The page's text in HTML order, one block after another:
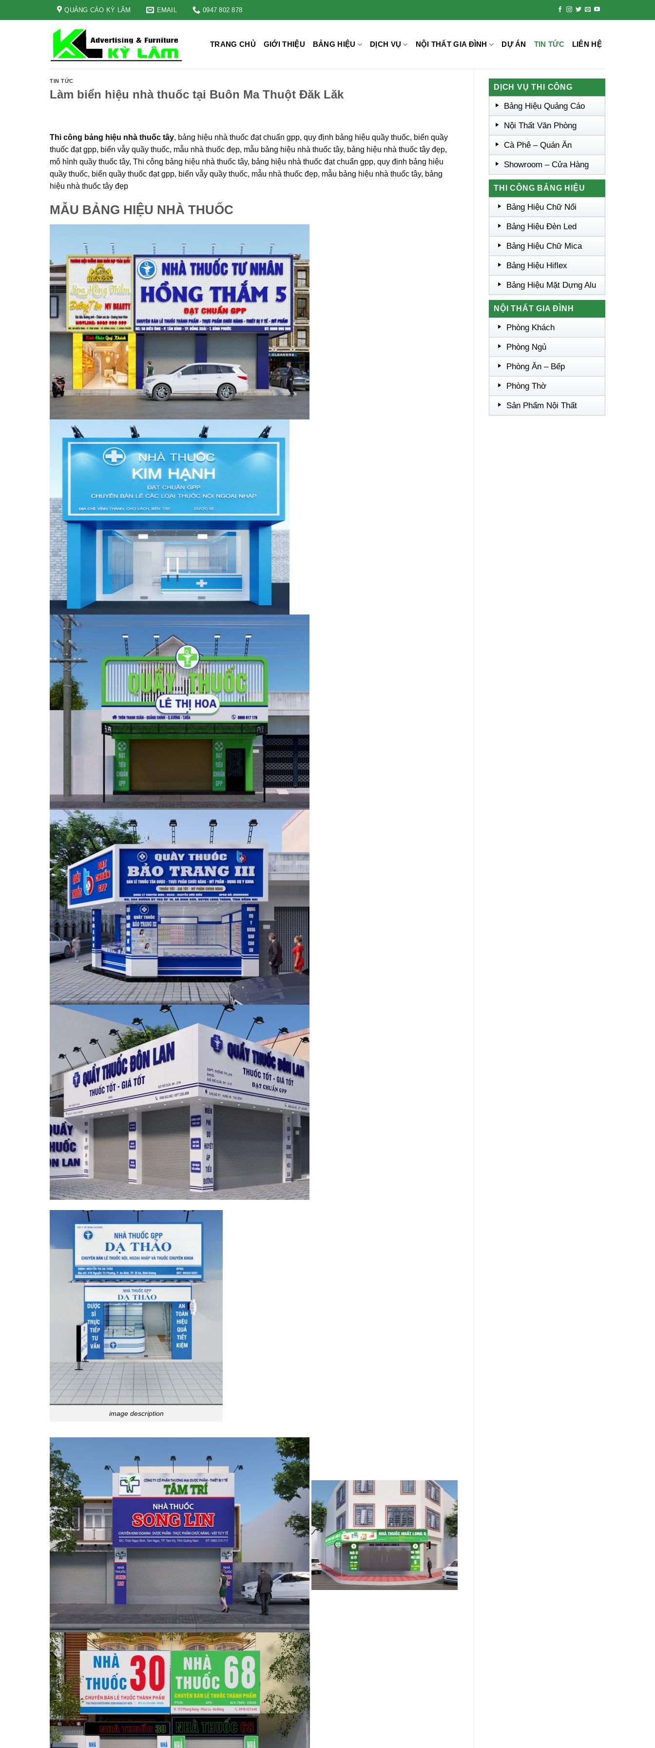
QUẢNG CÁO KỲ LÂM EMAIL 0947 802 878
TRANG CHỦ GIỚI THIỆU BẢNG HIỆU DỊCH VỤ NỘI THẤT GIA ĐÌNH DỰ ÁN TIN TỨC LIÊN HỆ
TIN TỨC
Làm biển hiệu nhà thuốc tại Buôn Ma Thuột Đăk Lăk
Thi công bảng hiệu nhà thuốc tây, bảng hiệu nhà thuốc đạt chuẩn gpp, quy định bảng hiệu quầy thuốc, biển quầy
thuốc đạt gpp, biển vẫy quầy thuốc, mẫu nhà thuốc đẹp, mẫu bảng hiệu nhà thuốc tây, bảng hiệu nhà thuốc tây đẹp,
mô hình quầy thuốc tây, Thi công bảng hiệu nhà thuốc tây, bảng hiệu nhà thuốc đạt chuẩn gpp, quy định bảng hiệu
quầy thuốc, biển quầy thuốc đạt gpp, biển vẫy quầy thuốc, mẫu nhà thuốc đẹp, mẫu bảng hiệu nhà thuốc tây, bảng
hiệu nhà thuốc tây đẹp
MẪU BẢNG HIỆU NHÀ THUỐC
image description
DỊCH VỤ THI CÔNG
Bảng Hiệu Quảng Cáo
Nội Thất Văn Phòng
Cà Phê – Quán Ăn
Showroom – Cửa Hàng
THI CÔNG BẢNG HIỆU
Bảng Hiệu Chữ Nổi
Bảng Hiệu Đèn Led
Bảng Hiệu Chữ Mica
Bảng Hiệu Hiflex
Bảng Hiệu Mặt Dựng Alu
NỘI THẤT GIA ĐÌNH
Phòng Khách
Phòng Ngủ
Phòng Ăn – Bếp
Phòng Thờ
Sản Phẩm Nội Thất